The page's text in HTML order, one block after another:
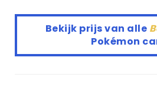
Bekijk prijs van alle
Pokémon